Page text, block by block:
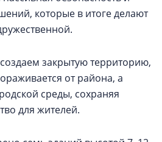
которые в итоге делают
закрытую территорию,
от района, а
среды, сохраняя
для жителей.